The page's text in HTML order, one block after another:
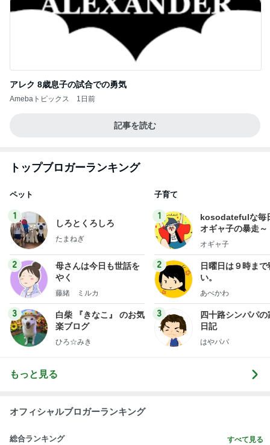
アレク 8歳息子の試合での勇気
Amebaトピックス 1日前
記事を読む
トップブロガーランキング
ペット
1
しろとくろしろ
たまねぎ
2
母さんは今日も世話を
やく
藤緒 ミルカ
3
白柴 『きなこ』 のお気
楽ブログ
ひろ☆みき
子育て
1
kosodatefulな毎
オギャ子の暴走～
オギャ子
2
日曜日は９時まで
い。
あべかわ
3
四十路シンパパの
日記
はやパパ
もっと見る
オフィシャルブロガーランキング
総合ランキング すべて見る